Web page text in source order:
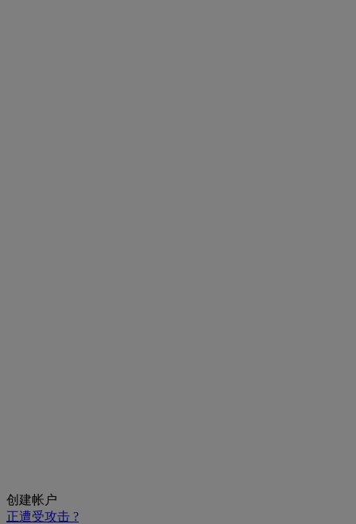
创建帐户
正遭受攻击 ?